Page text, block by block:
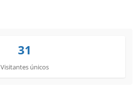
31
Visitantes únicos